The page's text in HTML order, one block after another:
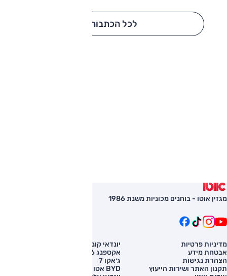
לכל הכתבות
מגזין אוטו - בוחנים מכוניות משנת 1986
מדיניות פרטיות
אבטחת מידע
הצהרת נגישות
תקנון האתר ושירות הייעוץ
יונדאי קונה
אקספנג G6
ג׳אקו 7
BYD אטו 3